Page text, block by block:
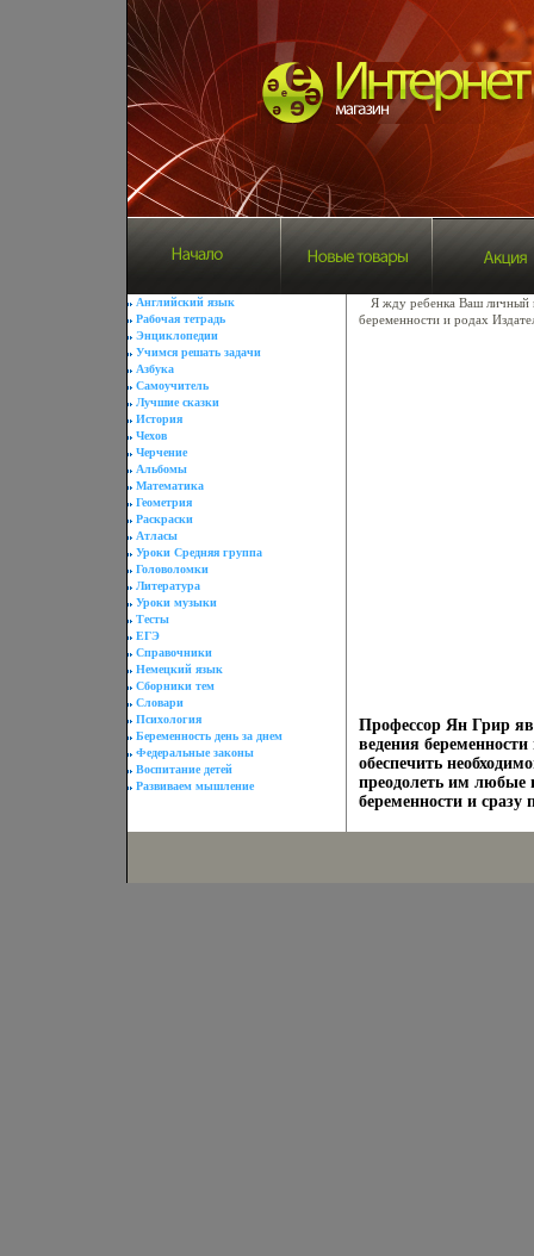
Английский язык
Рабочая тетрадь
Энциклопедии
Учимся решать задачи
Азбука
Самоучитель
Лучшие сказки
История
Чехов
Черчение
Альбомы
Математика
Геометрия
Раскраски
Атласы
Уроки Средняя группа
Головоломки
Литература
Уроки музыки
Тесты
ЕГЭ
Справочники
Немецкий язык
Сборники тем
Словари
Психология
Беременность день за днем
Федеральные законы
Воспитание детей
Развиваем мышление
Я жду ребенка Ваш личный
беременности и родах
Профессор Ян Грир
ведения
обеспечить
преодолеть им любые
беременности и